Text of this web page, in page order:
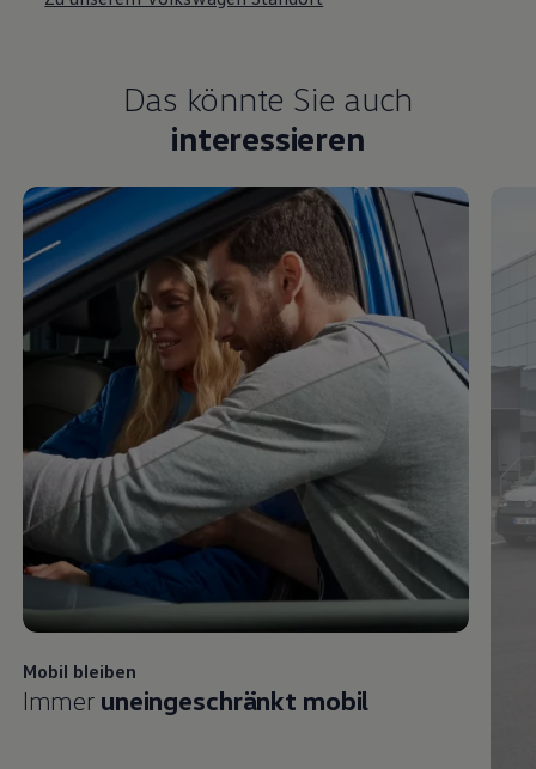
Das könnte Sie auch
interessieren
Mobil bleiben
Immer uneingeschränkt mobil